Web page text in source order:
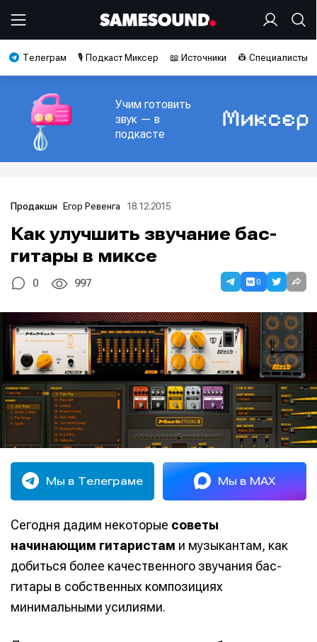
Телеграм 🎙️ Подкаст Миксер 📖 Источники 👷 Специалисты
Учим готовить
звук — в
подкасте
Продакшн Егор Ревенга 18.12.2015
Как улучшить звучание бас-
гитары в миксе
0 997 0
Мы в Телеграме Мы в MAX
Сегодня дадим некоторые советы
начинающим гитаристам и музыкантам, как
добиться более качественного звучания бас-
гитары в собственных композициях
минимальными усилиями.